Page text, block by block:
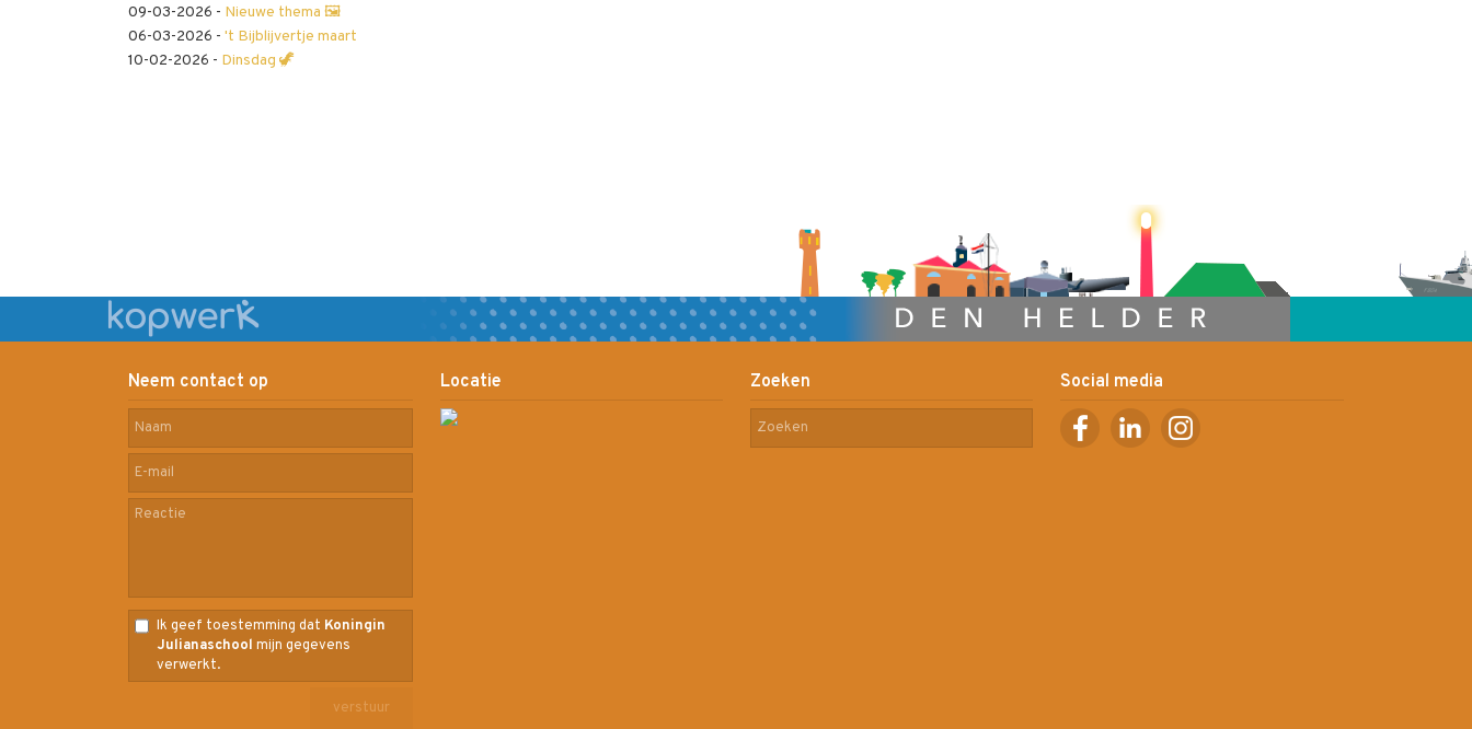
09-03-2026 - Nieuwe thema 🖼️
06-03-2026 - 't Bijblijvertje maart
10-02-2026 - Dinsdag 🦖
Neem contact op
Ik geef toestemming dat Koningin
Julianaschool mijn gegevens
verwerkt.
Locatie Zoeken Social media